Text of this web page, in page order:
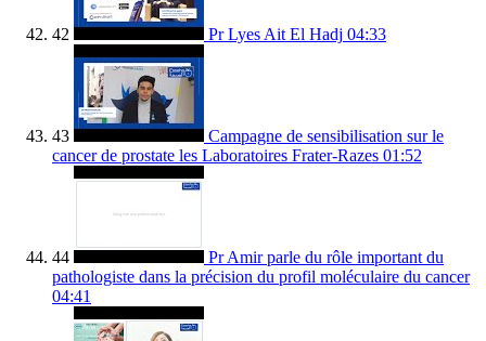
42 Pr Lyes Ait El Hadj 04:33
43
Campagne de sensibilisation sur le
cancer de prostate les Laboratoires Frater-Razes 01:52
44
Pr Amir parle du rôle important du
pathologiste dans la précision du profil moléculaire du cancer
04:41